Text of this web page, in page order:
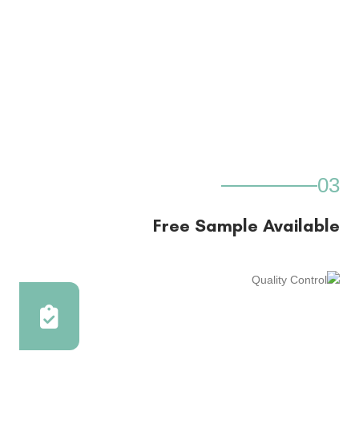
03
Free Sample Available